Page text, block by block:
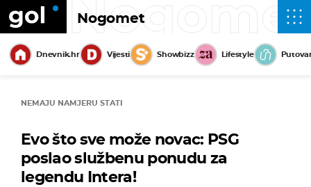
Nogomet
Dnevnik.hr Vijesti Showbizz Lifestyle
NEMAJU NAMJERU STATI
Evo što sve može novac: PSG
poslao službenu ponudu za
legendu Intera!